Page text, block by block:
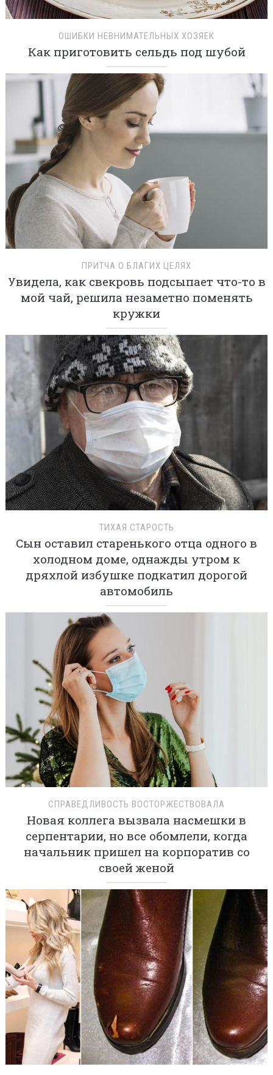
ОШИБКИ НЕВНИМАТЕЛЬНЫХ ХОЗЯЕК
Как приготовить сельдь под шубой
ПРИТЧА О БЛАГИХ ЦЕЛЯХ
Увидела, как свекровь подсыпает что-то в
мой чай, решила незаметно поменять
кружки
ТИХАЯ СТАРОСТЬ
Сын оставил старенького отца одного в
холодном доме, однажды утром к
дряхлой избушке подкатил дорогой
автомобиль
СПРАВЕДЛИВОСТЬ ВОСТОРЖЕСТВОВАЛА
Новая коллега вызвала насмешки в
серпентарии, но все обомлели, когда
начальник пришел на корпоратив со
своей женой